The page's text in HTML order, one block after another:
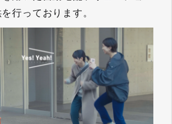
行っております。